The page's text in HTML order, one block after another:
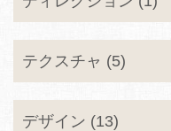
テクスチャ (5)
デザイン (13)